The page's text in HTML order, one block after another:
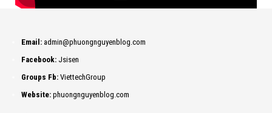
Email: admin@phuongnguyenblog.com
Facebook: Jsisen
Groups Fb: ViettechGroup
Website: phuongnguyenblog.com